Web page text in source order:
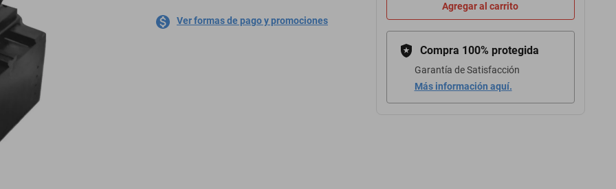
Ver formas de pago y promociones
Agregar al carrito
Compra 100% protegida
Garantía de Satisfacción
Más información aquí.